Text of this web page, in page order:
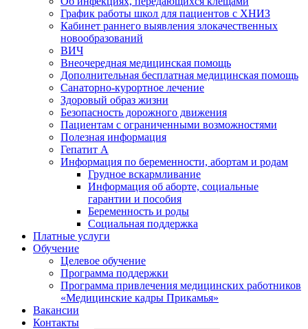
График работы школ для пациентов с ХНИЗ
Кабинет раннего выявления злокачественных
новообразований
ВИЧ
Внеочередная медицинская помощь
Дополнительная бесплатная медицинская помощь
Санаторно-курортное лечение
Здоровый образ жизни
Безопасность дорожного движения
Пациентам с ограниченными возможностями
Полезная информация
Гепатит А
Информация по беременности, абортам и родам
Грудное вскармливание
Информация об аборте, социальные
гарантии и пособия
Беременность и роды
Социальная поддержка
Платные услуги
Обучение
Целевое обучение
Программа поддержки
Программа привлечения медицинских работников
«Медицинские кадры Прикамья»
Вакансии
Контакты